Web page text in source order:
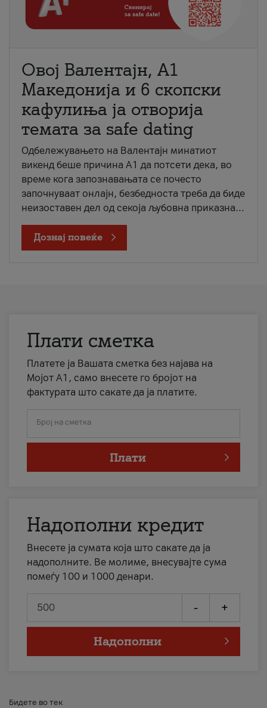
Овој Валентајн, A1
Македонија и 6 скопски
кафулиња ја отворија
темата за safe dating
Одбележувањето на Валентајн минатиот
викенд беше причина А1 да потсети дека, во
време кога запознавањата се почесто
започнуваат онлајн, безбедноста треба да биде
неизоставен дел од секоја љубовна приказна...
Дознај повеќе
Плати сметка
Платете ја Вашата сметка без најава на
Мојот А1, само внесете го бројот на
фактурата што сакате да ја платите.
Број на сметка
Плати
Надополни кредит
Внесете ја сумата која што сакате да ја
надополните. Ве молиме, внесувајте сума
помеѓу 100 и 1000 денари.
- +
Надополни
Бидете во тек